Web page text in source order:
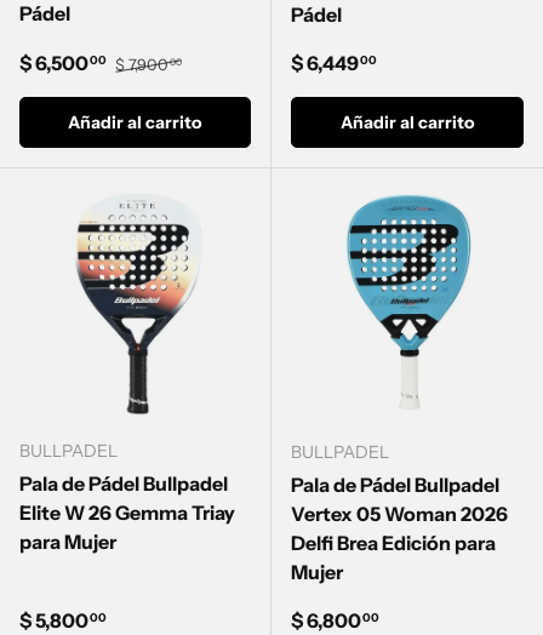
Pádel
Precio de venta
$ 6,50000 Precio normal
$ 7,90000
Añadir al carrito
Pádel
Precio normal
$ 6,44900
Añadir al carrito
BULLPADEL
Pala de Pádel Bullpadel
Elite W 26 Gemma Triay
para Mujer
Precio normal
$ 5,80000
BULLPADEL
Pala de Pádel Bullpadel
Vertex 05 Woman 2026
Delfi Brea Edición para
Mujer
Precio normal
$ 6,80000